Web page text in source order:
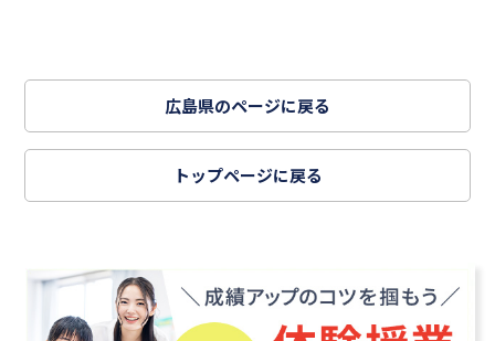
広島県のページに戻る
トップページに戻る